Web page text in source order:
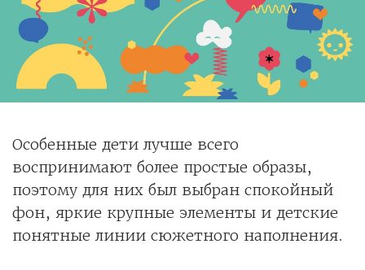
Особенные дети лучше всего
воспринимают более простые образы,
поэтому для них был выбран спокойный
фон, яркие крупные элементы и детские
понятные линии сюжетного наполнения.